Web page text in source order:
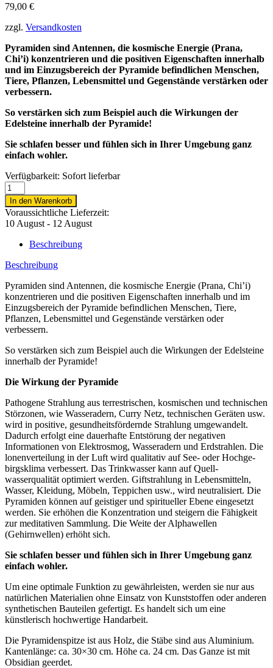
79,00 €
zzgl. Versandkosten
Pyramiden sind Antennen, die kosmische Energie (Prana,
Chi’i) konzentrieren und die po­sitiven Eigenschaften innerhalb
und im Einzugsbereich der Pyramide befindlichen Menschen,
Tiere, Pflanzen, Lebensmittel und Gegenstände verstärken oder
verbessern.
So verstärken sich zum Beispiel auch die Wirkungen der
Edelsteine innerhalb der Pyramide!
Sie schlafen besser und fühlen sich in Ihrer Umgebung ganz
einfach wohler.
Verfügbarkeit: Sofort lieferbar
Sternzeichen
Tierkreiszeichen
Skorpion
Pyramide
10
Heilsteinen
quantity
In den Warenkorb
Voraussichtliche Lieferzeit:
10 August - 12 August
Beschreibung
Beschreibung
Pyramiden sind Antennen, die kosmische Energie (Prana, Chi’i)
konzentrieren und die po­sitiven Eigenschaften innerhalb und im
Einzugsbereich der Pyramide befindlichen Menschen, Tiere,
Pflanzen, Lebensmittel und Gegenstände verstärken oder
verbessern.
So verstärken sich zum Beispiel auch die Wirkungen der Edelsteine
innerhalb der Pyramide!
Die Wirkung der Pyramide
Pathogene Strahlung aus terrestrischen, kosmischen und technischen
Störzonen, wie Wasseradern, Curry Netz, technischen Geräten usw.
wird in positive, gesundheitsfördernde Strahlung umgewandelt.
Dadurch erfolgt eine dauerhafte Entstörung der negativen
Informationen von Elektrosmog, Wasser­adern und Erdstrahlen. Die
lonen­verteilung in der Luft wird qualitativ auf See- oder Hochge­
birgsklima verbessert. Das Trinkwasser kann auf Quell­
wasserqualität optimiert werden. Giftstrahlung in Lebens­mitteln,
Wasser, Kleidung, Möbeln, Teppichen usw., wird neutralisiert. Die
Pyramiden können auf geistiger und spiritueller Ebene eingesetzt
werden. Sie erhöhen die Konzentration und steigern die Fähigkeit
zur meditativen Sammlung. Die Weite der Alphawellen
(Gehirnwellen) er­höht sich.
Sie schlafen besser und fühlen sich in Ihrer Umgebung ganz
einfach wohler.
Um eine optimale Funktion zu gewährleisten, werden sie nur aus
natürlichen Materialien ohne Einsatz von Kunststoffen oder anderen
synthetischen Bauteilen gefertigt. Es handelt sich um eine
künstlerisch hochwertige Handarbeit.
Die Pyramidenspitze ist aus Holz, die Stäbe sind aus Aluminium.
Kantenlänge: ca. 30×30 cm. Höhe ca. 24 cm. Das Ganze ist mit
Obsidian geerdet.